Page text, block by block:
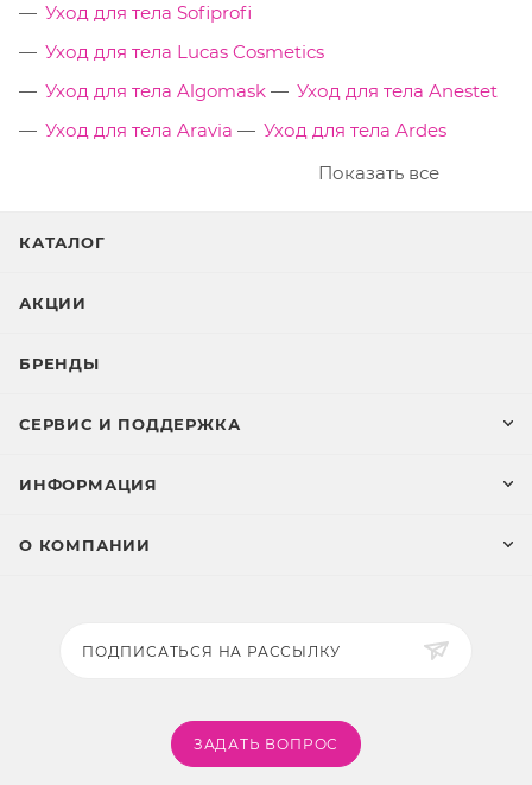
Уход для тела Sofiprofi
Уход для тела Lucas Cosmetics
Уход для тела Algomask
Уход для тела Anestet
Уход для тела Aravia
Уход для тела Ardes
Показать все
КАТАЛОГ
АКЦИИ
БРЕНДЫ
СЕРВИС И ПОДДЕРЖКА
ИНФОРМАЦИЯ
О КОМПАНИИ
ПОДПИСАТЬСЯ НА РАССЫЛКУ
ЗАДАТЬ ВОПРОС